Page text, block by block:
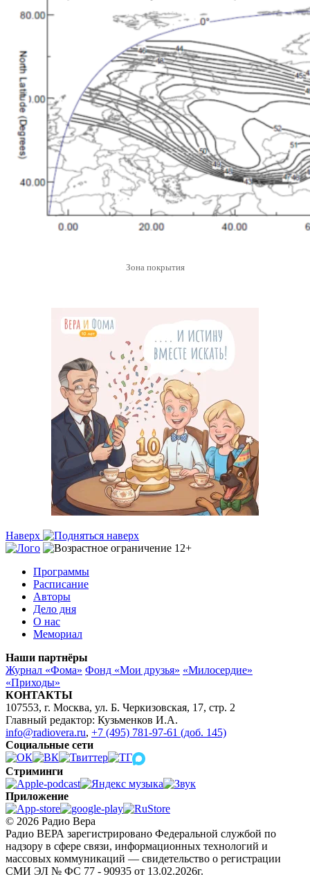
Зона покрытия
Наверх
Программы
Расписание
Авторы
Дело дня
О нас
Мемориал
Наши партнёры
Журнал «Фома» Фонд «Мои друзья» «Милосердие»
«Приходы»
КОНТАКТЫ
107553, г. Москва, ул. Б. Черкизовская, 17, стр. 2
Главный редактор: Кузьменков И.А.
info@radiovera.ru, +7 (495) 781-97-61 (доб. 145)
Социальные сети
Стриминги
Приложение
© 2026 Радио Вера
Радио ВЕРА зарегистрировано Федеральной службой по
надзору в сфере связи, информационных технологий и
массовых коммуникаций — свидетельство о регистрации
СМИ ЭЛ № ФС 77 - 90935 от 13.02.2026г.